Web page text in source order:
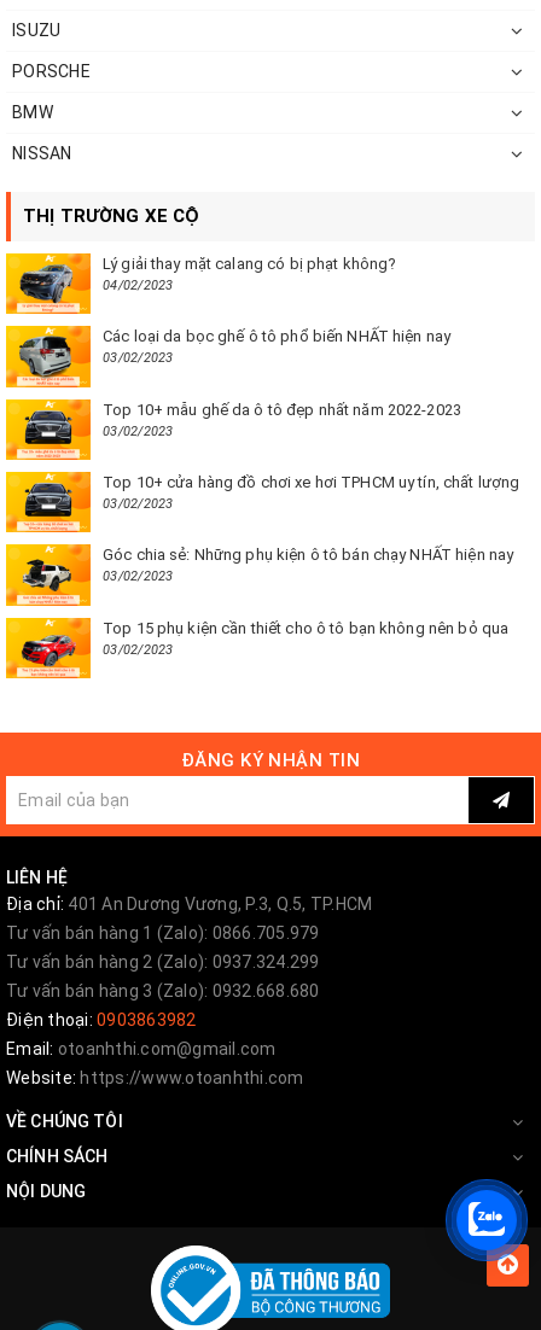
ISUZU
PORSCHE
BMW
NISSAN
THỊ TRƯỜNG XE CỘ
Lý giải thay mặt calang có bị phạt không?
04/02/2023
Các loại da bọc ghế ô tô phổ biến NHẤT hiện nay
03/02/2023
Top 10+ mẫu ghế da ô tô đẹp nhất năm 2022-2023
03/02/2023
Top 10+ cửa hàng đồ chơi xe hơi TPHCM uy tín, chất lượng
03/02/2023
Góc chia sẻ: Những phụ kiện ô tô bán chạy NHẤT hiện nay
03/02/2023
Top 15 phụ kiện cần thiết cho ô tô bạn không nên bỏ qua
03/02/2023
ĐĂNG KÝ NHẬN TIN
LIÊN HỆ
Địa chỉ: 401 An Dương Vương, P.3, Q.5, TP.HCM
Tư vấn bán hàng 1 (Zalo): 0866.705.979
Tư vấn bán hàng 2 (Zalo): 0937.324.299
Tư vấn bán hàng 3 (Zalo): 0932.668.680
Điện thoại: 0903863982
Email: otoanhthi.com@gmail.com
Website: https://www.otoanhthi.com
VỀ CHÚNG TÔI
CHÍNH SÁCH
NỘI DUNG